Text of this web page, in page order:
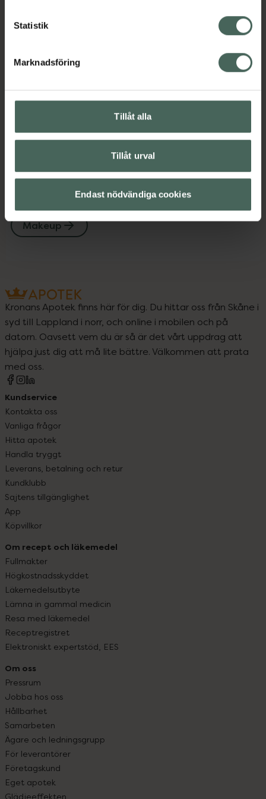
Statistik
Marknadsföring
Tillåt alla
Tillåt urval
Endast nödvändiga cookies
Upptäck flera produkter inom
Basmakeup
Foundation
Makeup
Kronans Apotek finns här för dig. Du hittar oss från Skåne i
syd till Lappland i norr, och online i mobilen och på
datorn. Oavsett vem du är så är det vårt uppdrag att
hjälpa just dig att må lite bättre. Välkommen att prata
med oss.
Kundservice
Kontakta oss
Vanliga frågor
Hitta apotek
Handla tryggt
Leverans, betalning och retur
Kundklubb
Sajtens tillgänglighet
App
Köpvillkor
Om recept och läkemedel
Fullmakter
Högkostnadsskyddet
Läkemedelsutbyte
Lämna in gammal medicin
Resa med läkemedel
Receptregistret
Elektroniskt expertstöd, EES
Om oss
Pressrum
Jobba hos oss
Hållbarhet
Samarbeten
Ägare och ledningsgrupp
För leverantörer
Företagskund
Eget apotek
Glädjeeffekten